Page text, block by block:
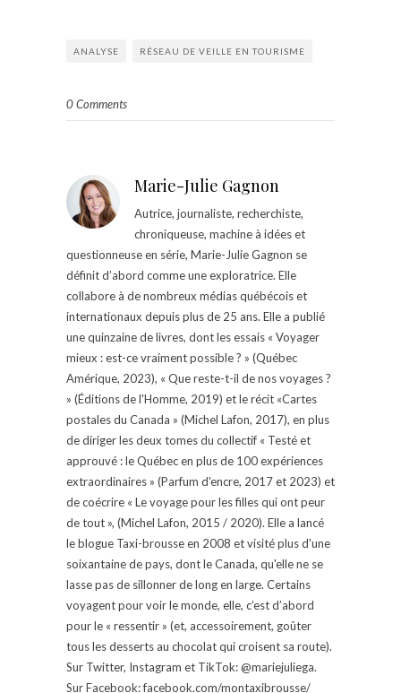
ANALYSE RÉSEAU DE VEILLE EN TOURISME
0 Comments
Marie-Julie Gagnon
Autrice, journaliste, recherchiste,
chroniqueuse, machine à idées et
questionneuse en série, Marie-Julie Gagnon se
définit d’abord comme une exploratrice. Elle
collabore à de nombreux médias québécois et
internationaux depuis plus de 25 ans. Elle a publié
une quinzaine de livres, dont les essais « Voyager
mieux : est-ce vraiment possible ? » (Québec
Amérique, 2023), « Que reste-t-il de nos voyages ?
» (Éditions de l'Homme, 2019) et le récit «Cartes
postales du Canada » (Michel Lafon, 2017), en plus
de diriger les deux tomes du collectif « Testé et
approuvé : le Québec en plus de 100 expériences
extraordinaires » (Parfum d'encre, 2017 et 2023) et
de coécrire « Le voyage pour les filles qui ont peur
de tout », (Michel Lafon, 2015 / 2020). Elle a lancé
le blogue Taxi-brousse en 2008 et visité plus d'une
soixantaine de pays, dont le Canada, qu'elle ne se
lasse pas de sillonner de long en large. Certains
voyagent pour voir le monde, elle, c’est d’abord
pour le « ressentir » (et, accessoirement, goûter
tous les desserts au chocolat qui croisent sa route).
Sur Twitter, Instagram et TikTok: @mariejuliega.
Sur Facebook: facebook.com/montaxibrousse/